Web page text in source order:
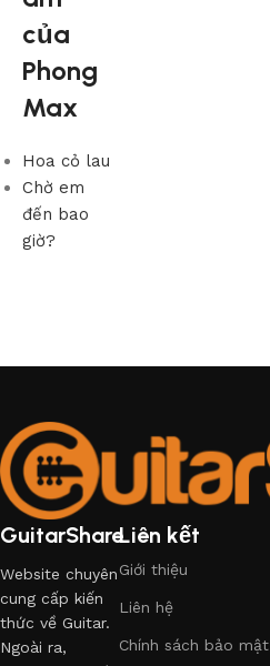
của
Phong
Max
Hoa cỏ lau
Chờ em
đến bao
giờ?
GuitarShare
Website chuyên
cung cấp kiến
thức về Guitar.
Ngoài ra,
Liên kết
Giới thiệu
Liên hệ
Chính sách bảo mật